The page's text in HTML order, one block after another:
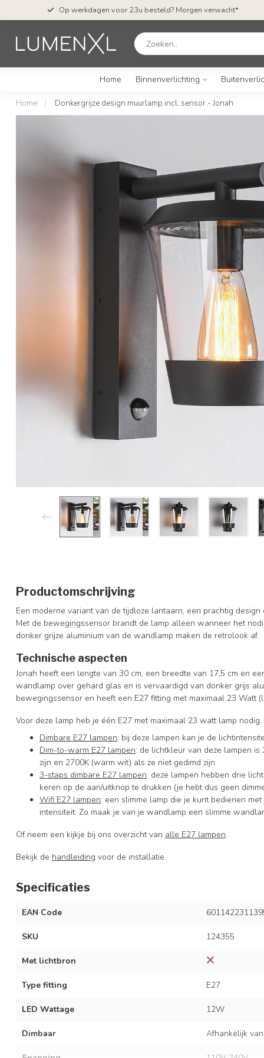
Op werkdagen voor 23u besteld? Morgen verwacht*
Home Binnenverlichting
Home / Donkergrijze design muurlamp incl. sensor - Jonah
Productomschrijving
Een moderne variant van de tijdloze lantaarn, een prachtig
Met de bewegingssensor brandt de lamp alleen wanneer het
donker grijze aluminium van de wandlamp maken de retrolook af.
Technische aspecten
Jonah heeft een lengte van 30 cm, een breedte van 17,5 cm en
wandlamp over gehard glas en is vervaardigd van donker grijs
bewegingssensor en heeft een E27 fitting met maximaal 23 Watt
Voor deze lamp heb je één E27 met maximaal 23 watt lamp nodig.
Dimbare E27 lampen: bij deze lampen kan je de
Dim-to-warm E27 lampen: de lichtkleur van deze lampen
zijn en 2700K (warm wit) als ze niet gedimd zijn.
3-staps dimbare E27 lampen: deze lampen hebben drie
keren op de aan/uitknop te drukken (je hebt dus geen
Wifi E27 lampen: een slimme lamp die je kunt bedienen
intensiteit. Zo maak je van je wandlamp een slimme
Of neem een kijkje bij ons overzicht van alle E27 lampen.
Bekijk de handleiding voor de installatie.
Specificaties
EAN Code
SKU 124355
Met lichtbron
Type fitting E27
LED Wattage 12W
Dimbaar Afhankelijk